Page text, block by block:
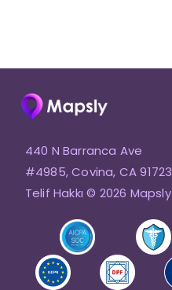
440 N Barranca Ave
#4985, Covina, CA 91723
Telif Hakkı © 2026 Mapsly